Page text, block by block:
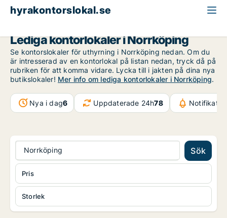
hyrakontorslokal.se
Lediga kontorlokaler i Norrköping
Se kontorslokaler för uthyrning i Norrköping nedan. Om du
är intresserad av en kontorlokal på listan nedan, tryck då på
rubriken för att komma vidare. Lycka till i jakten på dina nya
butikslokaler! Mer info om lediga kontorlokaler i Norrköping.
Nya i dag6 Uppdaterade 24h78
Norrköping Sök
Storlek
Pris